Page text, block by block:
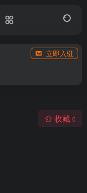
立即入驻
收藏 0